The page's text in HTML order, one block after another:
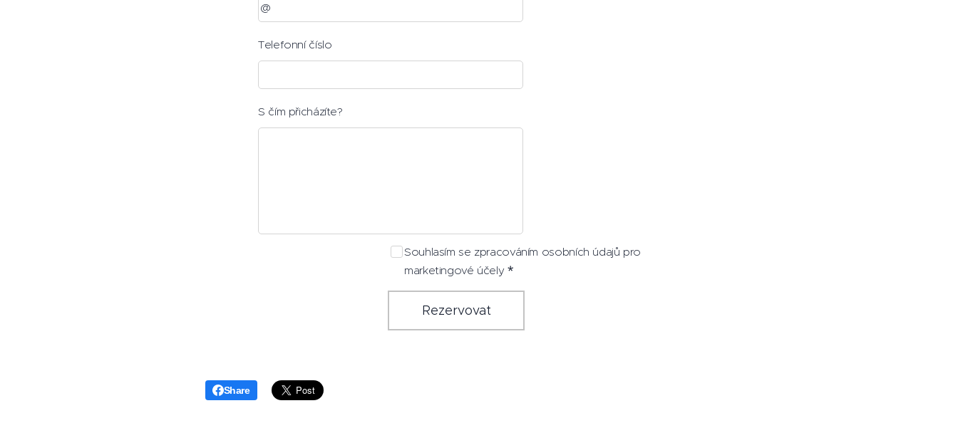
Telefonní číslo
S čím přicházíte?
Souhlasím se zpracováním osobních údajů pro
marketingové účely
Rezervovat
Share